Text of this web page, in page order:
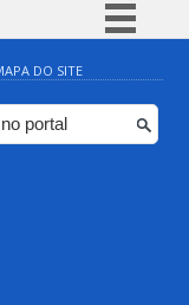
BR
Participe
DO SITE